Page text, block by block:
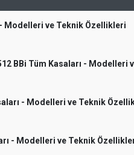
- Modelleri ve Teknik Özellikleri
BBi Tüm Kasaları -
- Modelleri ve Teknik
- Modelleri ve Teknik